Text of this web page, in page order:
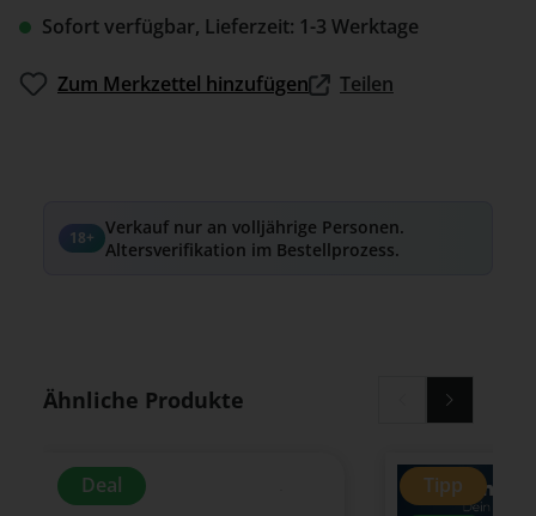
Sofort verfügbar, Lieferzeit: 1-3 Werktage
Zum Merkzettel hinzufügen Teilen
18+ Verkauf nur an volljährige Personen.
Altersverifikation im Bestellprozess.
Produktgalerie überspringen
Ähnliche Produkte
Deal
Tipp